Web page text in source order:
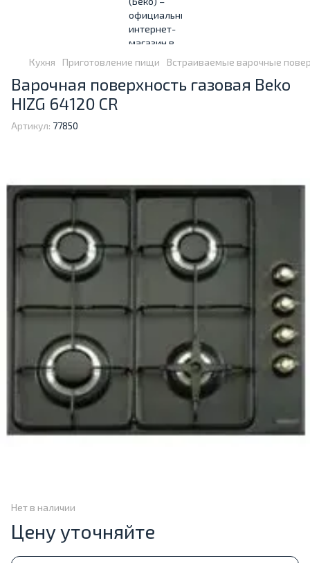
Кухня Приготовление пищи Встраиваемые варочные
Варочная поверхность газовая Beko
HIZG 64120 CR
Артикул: 77850
Нет в наличии
Цену уточняйте